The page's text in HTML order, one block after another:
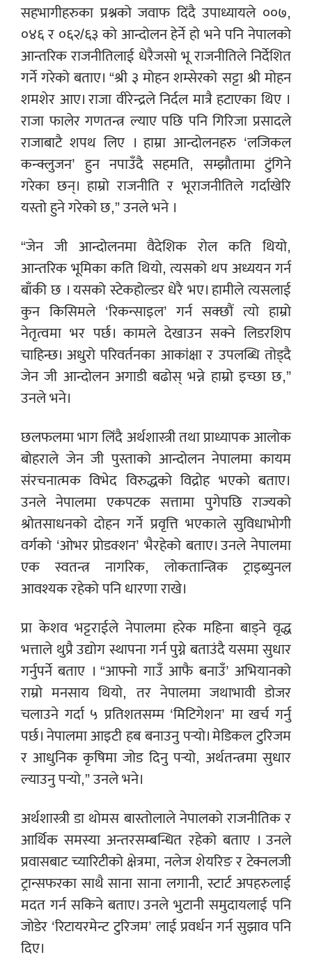
सहभागीहरुका प्रश्नको जवाफ दिंदै उपाध्यायले ००७,
०४६ र ०६२/६३ को आन्दोलन हेर्ने हो भने पनि नेपालको
आन्तरिक राजनीतिलाई धेरैजसो भू राजनीतिले निर्देशित
गर्ने गरेको बताए। “श्री ३ मोहन शम्सेरको सट्टा श्री मोहन
शमशेर आए। राजा वीरेन्द्रले निर्दल मात्रै हटाएका थिए ।
राजा फालेर गणतन्त्र ल्याए पछि पनि गिरिजा प्रसादले
राजाबाटै शपथ लिए । हाम्रा आन्दोलनहरु ‘लजिकल
कन्क्लुजन’ हुन नपाउँदै सहमति, सम्झौतामा टुंगिने
गरेका छन्। हाम्रो राजनीति र भूराजनीतिले गर्दाखेरि
यस्तो हुने गरेको छ,” उनले भने ।
“जेन जी आन्दोलनमा वैदेशिक रोल कति थियो,
आन्तरिक भूमिका कति थियो, त्यसको थप अध्ययन गर्न
बाँकी छ । यसको स्टेकहोल्डर धेरै भए। हामीले त्यसलाई
कुन किसिमले ‘रिकन्साइल’ गर्न सक्छौं त्यो हाम्रो
नेतृत्वमा भर पर्छ। कामले देखाउन सक्ने लिडरशिप
चाहिन्छ। अधुरो परिवर्तनका आकांक्षा र उपलब्धि तोड्दै
जेन जी आन्दोलन अगाडी बढोस् भन्ने हाम्रो इच्छा छ,”
उनले भने।
छलफलमा भाग लिंदै अर्थशास्त्री तथा प्राध्यापक आलोक
बोहराले जेन जी पुस्ताको आन्दोलन नेपालमा कायम
संरचनात्मक विभेद विरुद्धको विद्रोह भएको बताए।
उनले नेपालमा एकपटक सत्तामा पुगेपछि राज्यको
श्रोतसाधनको दोहन गर्ने प्रवृत्ति भएकाले सुविधाभोगी
वर्गको ‘ओभर प्रोडक्शन’ भैरहेको बताए। उनले नेपालमा
एक स्वतन्त्र नागरिक, लोकतान्त्रिक ट्राइब्युनल
आवश्यक रहेको पनि धारणा राखे।
प्रा केशव भट्टराईले नेपालमा हरेक महिना बाड्ने वृद्ध
भत्ताले थुप्रै उद्योग स्थापना गर्न पुग्ने बताउंदै यसमा सुधार
गर्नुपर्ने बताए । “आफ्नो गाउँ आफै बनाउँ’ अभियानको
राम्रो मनसाय थियो, तर नेपालमा जथाभावी डोजर
चलाउने गर्दा ५ प्रतिशतसम्म ‘मिटिगेशन’ मा खर्च गर्नु
पर्छ। नेपालमा आइटी हब बनाउनु पर्‍यो। मेडिकल टुरिजम
र आधुनिक कृषिमा जोड दिनु पर्‍यो, अर्थतन्त्रमा सुधार
ल्याउनु पर्‍यो,” उनले भने।
अर्थशास्त्री डा थोमस बास्तोलाले नेपालको राजनीतिक र
आर्थिक समस्या अन्तरसम्बन्धित रहेको बताए । उनले
प्रवासबाट च्यारिटीको क्षेत्रमा, नलेज शेयरिङ र टेक्नलजी
ट्रान्सफरका साथै साना साना लगानी, स्टार्ट अपहरुलाई
मदत गर्न सकिने बताए। उनले भुटानी समुदायलाई पनि
जोडेर ‘रिटायरमेन्ट टुरिजम’ लाई प्रवर्धन गर्न सुझाव पनि
दिए।